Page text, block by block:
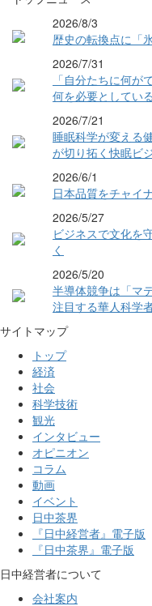
2026/8/3
歴史の転換点に「
2026/7/31
「自分たちに何が
何を必要としてい
2026/7/21
睡眠科学が変える
が切り拓く快眠ビ
2026/6/1
日本品質をチャイ
2026/5/27
ビジネスで文化を
く
2026/5/20
半導体競争は「マ
注目する華人科学
サイトマップ
トップ
経済
社会
科学技術
観光
インタビュー
オピニオン
コラム
動画
イベント
日中茶界
『日中経営者』電子版
『日中茶界』電子版
日中経営者について
会社案内